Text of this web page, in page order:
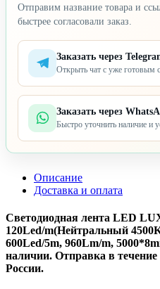
Отправим название товара и
быстрее согласовали заказ.
Заказать через
Открыть чат с уже готовым
Заказать через
Быстро уточнить наличие и
Описание
Доставка и оплата
Светодиодная лента LED
120Led/m(Нейтральный
600Led/5m, 960Lm/m,
наличии. Отправка в течение
России.